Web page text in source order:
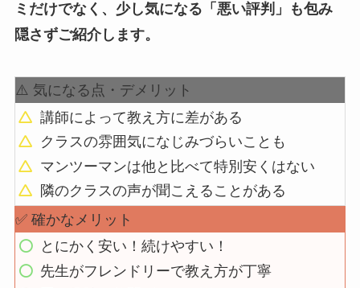
ミだけでなく、少し気になる「悪い評判」も包み
隠さずご紹介します。
⚠️ 気になる点・デメリット
講師によって教え方に差がある
クラスの雰囲気になじみづらいことも
マンツーマンは他と比べて特別安くはない
隣のクラスの声が聞こえることがある
✅ 確かなメリット
とにかく安い！続けやすい！
先生がフレンドリーで教え方が丁寧